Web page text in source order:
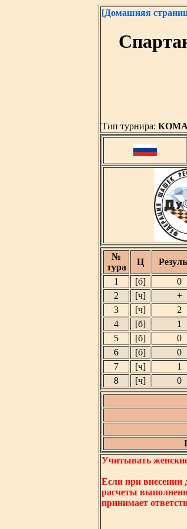
[Домашняя
Тип турнира:
№
тура
Ц
1
[б] 0
2
[ч] +
3
[ч] 2
4
[б] 1
5
[б] 0
6
[б] 0
7
[ч] 1
8
[ч] 0
Учитывать
Если при
расчеты
принимает